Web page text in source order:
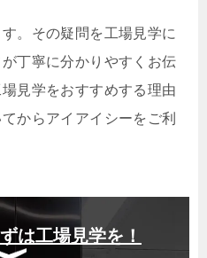
。その疑問を工場見学に
丁寧に分かりやすくお伝
見学をおすすめする理由
からアイアイシーをご利
は工場見学を！